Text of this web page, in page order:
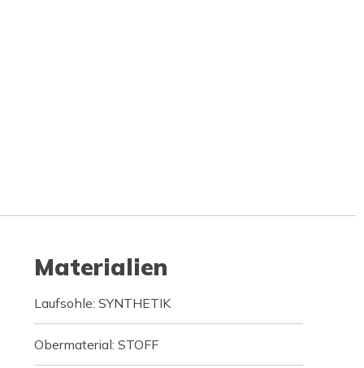
Materialien
Laufsohle: SYNTHETIK
Obermaterial: STOFF